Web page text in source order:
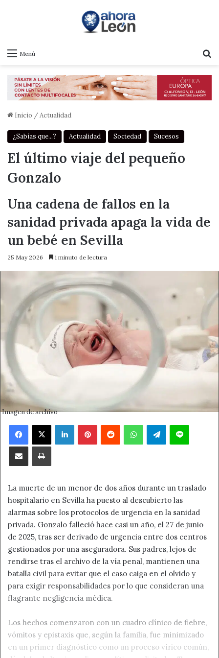
Menú
Inicio /Actualidad
¿Sabías que...? Actualidad Sociedad Sucesos
El último viaje del pequeño
Gonzalo
Una cadena de fallos en la
sanidad privada apaga la vida de
un bebé en Sevilla
25 May 2026 1 minuto de lectura
Imagen de archivo
Facebook
X LinkedInPinterestReddit WhatsAppTelegramLine
Compartir por correo electrónicoImprimir
La muerte de un menor de dos años durante un traslado
hospitalario en Sevilla ha puesto al descubierto las
alarmas sobre los protocolos de urgencia en la sanidad
privada. Gonzalo falleció hace casi un año, el 27 de junio
de 2025, tras ser derivado de urgencia entre dos centros
gestionados por una aseguradora. Sus padres, lejos de
rendirse tras el archivo de la vía penal, mantienen una
batalla civil para evitar que el caso caiga en el olvido y
para exigir responsabilidades por lo que consideran una
flagrante negligencia médica.
Los hechos comenzaron con un cuadro clínico de fiebre,
vómitos y epistaxis que, según la familia, fue minimizado
en un primer diagnóstico como un proceso vírico común,